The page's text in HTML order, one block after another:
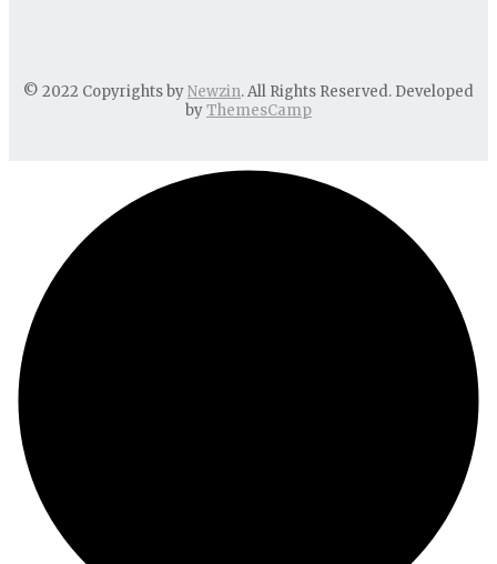
© 2022 Copyrights byNewzin. All Rights Reserved. Developed
byThemesCamp